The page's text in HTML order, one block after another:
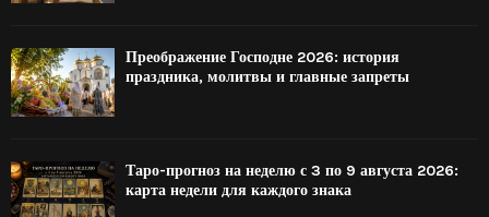
Преображение Господне 2026: история
праздника, молитвы и главные запреты
Таро-прогноз на неделю с 3 по 9 августа 2026:
карта недели для каждого знака